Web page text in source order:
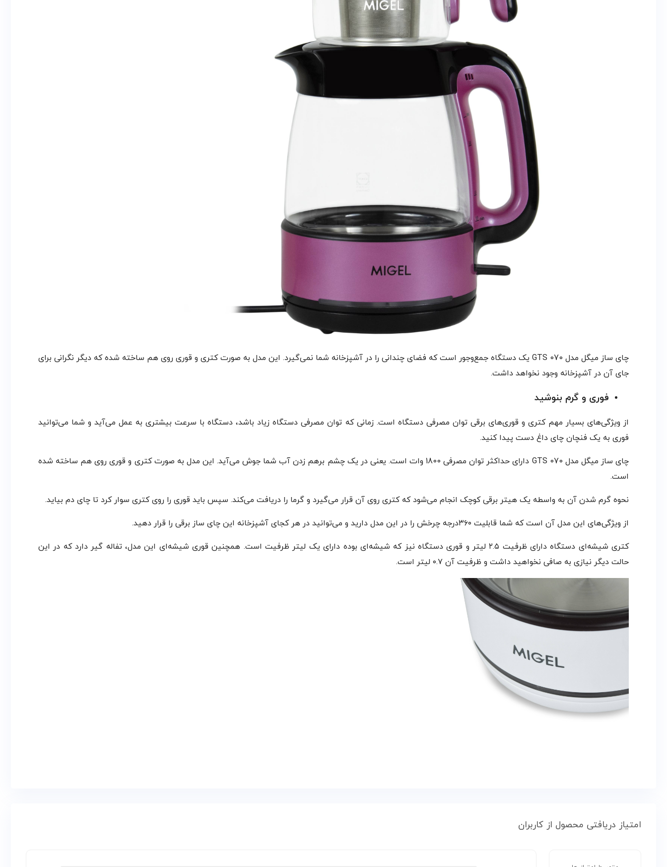
چای ساز میگل مدل GTS 070 یک دستگاه جمع‌وجور است که فضای چندانی را در آشپزخانه شما نمی‌گیرد. این مدل به صورت کتری و قوری روی هم ساخته شده که دیگر نگرانی برای
جای آن در آشپزخانه وجود نخواهد داشت.
فوری و گرم بنوشید
از ویژگی‌های بسیار مهم کتری و قوری‌های برقی توان مصرفی دستگاه است. زمانی که توان مصرفی دستگاه زیاد باشد، دستگاه با سرعت بیشتری به عمل می‌آید و شما می‌توانید
فوری به یک فنچان چای داغ دست پیدا کنید.
چای ساز میگل مدل GTS 070 دارای حداکثر توان مصرفی 1800 وات است. یعنی در یک چشم برهم زدن آب شما جوش می‌آید. این مدل به صورت کتری و قوری روی هم ساخته شده
است.
نحوه گرم شدن آن به واسطه یک هیتر برقی کوچک انجام می‌شود که کتری روی آن قرار می‌گیرد و گرما را دریافت می‌کند. سپس باید قوری را روی کتری سوار کرد تا چای دم بیاید.
از ویژگی‌های این مدل آن است که شما قابلیت ۳۶۰درجه چرخش را در این مدل دارید و می‌توانید در هر کجای آشپزخانه این چای ساز برقی را قرار دهید.
کتری شیشه‌ای دستگاه دارای ظرفیت ۲.۵ لیتر و قوری دستگاه نیز که شیشه‌ای بوده دارای یک لیتر ظرفیت است. همچنین قوری شیشه‌ای این مدل، تفاله گیر دارد که در این
حالت دیگر نیازی به صافی نخواهید داشت و ظرفیت آن ۰.۷ لیتر است.
امتیاز دریافتی محصول از کاربران